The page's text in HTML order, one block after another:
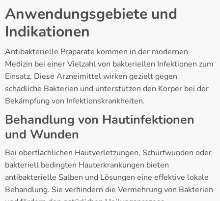
Anwendungsgebiete und
Indikationen
Antibakterielle Präparate kommen in der modernen
Medizin bei einer Vielzahl von bakteriellen Infektionen zum
Einsatz. Diese Arzneimittel wirken gezielt gegen
schädliche Bakterien und unterstützen den Körper bei der
Bekämpfung von Infektionskrankheiten.
Behandlung von Hautinfektionen
und Wunden
Bei oberflächlichen Hautverletzungen, Schürfwunden oder
bakteriell bedingten Hauterkrankungen bieten
antibakterielle Salben und Lösungen eine effektive lokale
Behandlung. Sie verhindern die Vermehrung von Bakterien